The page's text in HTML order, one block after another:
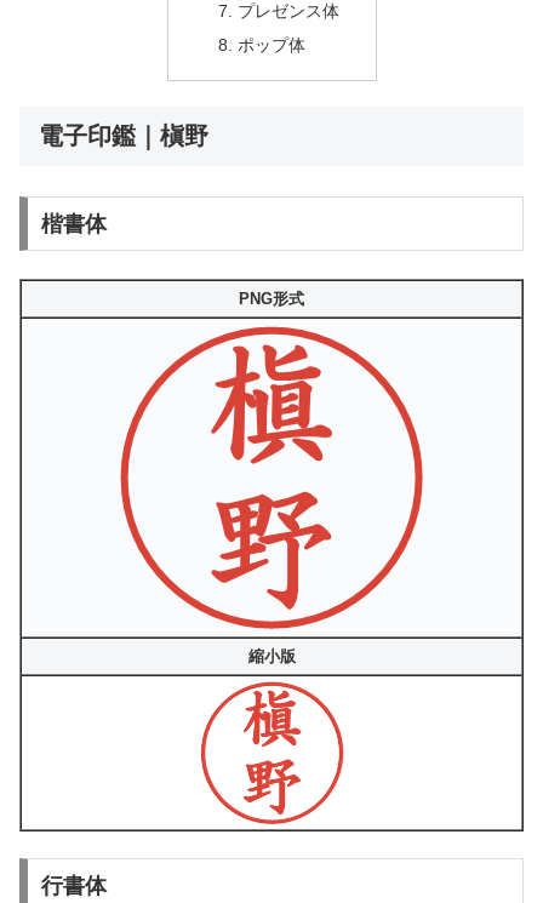
プレゼンス体
ポップ体
電子印鑑｜槇野
楷書体
PNG形式
縮小版
行書体